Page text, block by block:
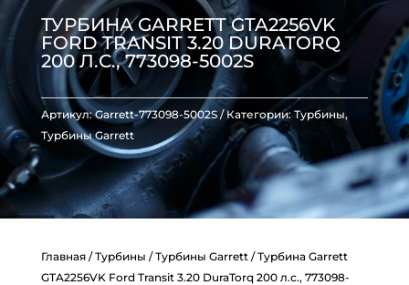
ТУРБИНА GARRETT GTA2256VK
FORD TRANSIT 3.20 DURATORQ
200 Л.С., 773098-5002S
Артикул:Garrett-773098-5002S Категории: Турбины,
Турбины Garrett
Главная/Турбины /Турбины Garrett/ Турбина Garrett
GTA2256VK Ford Transit 3.20 DuraTorq 200 л.с., 773098-